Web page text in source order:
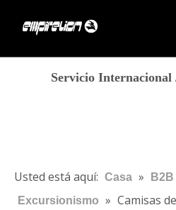
Blog
Contáctenos
Servicio Internacional
Usted está aquí: Casa » B2B
Excursionismo » Camisas